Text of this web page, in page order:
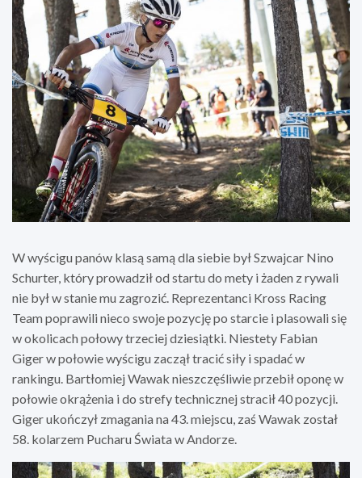
W wyścigu panów klasą samą dla siebie był Szwajcar Nino
Schurter, który prowadził od startu do mety i żaden z rywali
nie był w stanie mu zagrozić. Reprezentanci Kross Racing
Team poprawili nieco swoje pozycję po starcie i plasowali się
w okolicach połowy trzeciej dziesiątki. Niestety Fabian
Giger w połowie wyścigu zaczął tracić siły i spadać w
rankingu. Bartłomiej Wawak nieszczęśliwie przebił oponę w
połowie okrążenia i do strefy technicznej stracił 40 pozycji.
Giger ukończył zmagania na 43. miejscu, zaś Wawak został
58. kolarzem Pucharu Świata w Andorze.